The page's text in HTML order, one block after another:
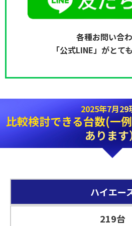
各種お問い合
「公式LINE」がとて
2025年7月29
比較検討できる台数(一
あります
ハイエー
219台